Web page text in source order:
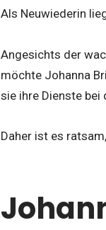
Als Neuwiederin
Angesichts der
möchte Johanna
sie ihre Dienste bei
Daher ist es